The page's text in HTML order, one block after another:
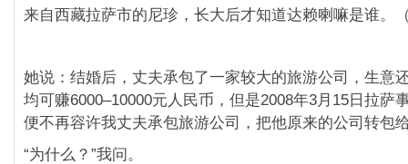
来自西藏拉萨市的尼珍，长大后才知道达赖喇嘛是谁。
她说：结婚后，丈夫承包了一家较大的旅游公司，生意
均可赚6000–10000元人民币，但是2008年3月15日拉萨
便不再容许我丈夫承包旅游公司，把他原来的公司转包
“为什么？”我问。